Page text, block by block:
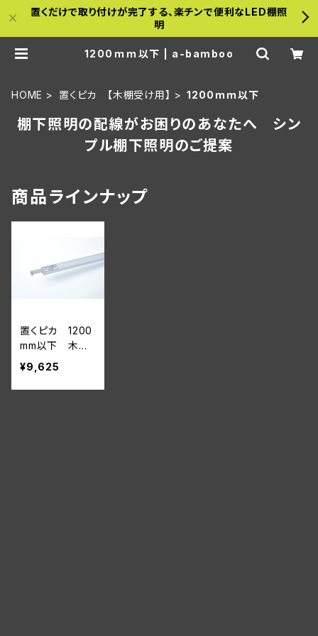
置くだけで取り付けが完了する、楽チンで便利なLED棚照
明
1200ｍｍ以下 | a-bamboo
HOME 置くピカ 【木棚受け用】 1200ｍｍ以下
棚下照明の配線がお困りのあなたへ シン
プル棚下照明のご提案
商品ラインナップ
置くピカ 1200
mm以下 木棚
用 【サイズオー
ダー】
¥9,625